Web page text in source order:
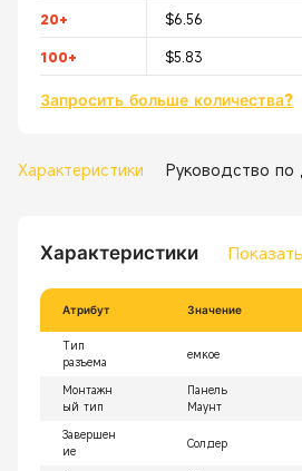
20+ $6.56
100+ $5.83
Запросить больше количества?
Характеристики Руководство по
Характеристики
Атрибут Значение
Тип
разъема
емкое
Монтажн
ый тип
Панель
Маунт
Завершен
ие
Солдер